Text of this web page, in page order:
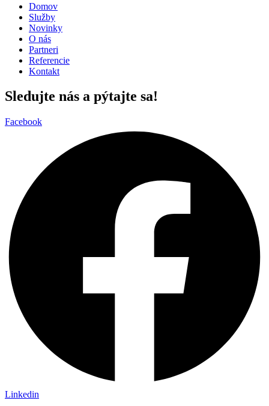
Domov
Služby
Novinky
O nás
Partneri
Referencie
Kontakt
Sledujte nás a pýtajte sa!
Facebook
Linkedin